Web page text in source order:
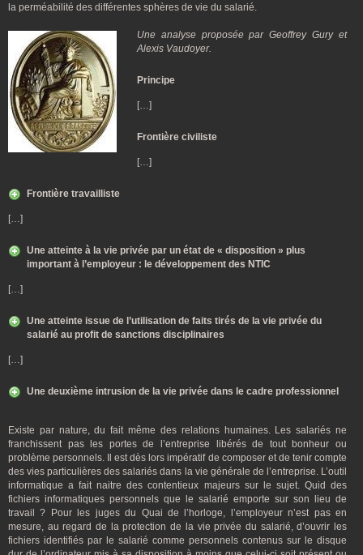
la perméabilité des différentes sphères de vie du salarié.
Une analyse proposée par Geoffrey Gury et
Alexis Vaudoyer.
Principe
[…]
Frontière civiliste
[…]
Frontière travailliste
[…]
Une atteinte à la vie privée par un état de « disposition » plus
important à l’employeur : le développement des NTIC
[…]
Une atteinte issue de l’utilisation de faits tirés de la vie privée du
salarié au profit de sanctions disciplinaires
[…]
Une deuxième intrusion de la vie privée dans le cadre professionnel
Existe par nature, du fait même des relations humaines. Les salariés ne
franchissent pas les portes de l’entreprise libérés de tout bonheur ou
problème personnels. Il est dès lors impératif de composer et de tenir compte
des vies particulières des salariés dans la vie générale de l’entreprise. L’outil
informatique a fait naitre des contentieux majeurs sur le sujet. Quid des
fichiers informatiques personnels que le salarié emporte sur son lieu de
travail ? Pour les juges du Quai de l’horloge, l’employeur n’est pas en
mesure, au regard de la protection de la vie privée du salarié, d’ouvrir les
fichiers identifiés par le salarié comme personnels contenus sur le disque